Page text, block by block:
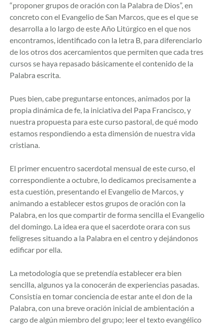
“proponer grupos de oración con la Palabra de Dios”, en
concreto con el Evangelio de San Marcos, que es el que se
desarrolla a lo largo de este Año Litúrgico en el que nos
encontramos, identificado con la letra B, para diferenciarlo
de los otros dos acercamientos que permiten que cada tres
cursos se haya repasado básicamente el contenido de la
Palabra escrita.
Pues bien, cabe preguntarse entonces, animados por la
propia dinámica de fe, la iniciativa del Papa Francisco, y
nuestra propuesta para este curso pastoral, de qué modo
estamos respondiendo a esta dimensión de nuestra vida
cristiana.
El primer encuentro sacerdotal mensual de este curso, el
correspondiente a octubre, lo dedicamos precisamente a
esta cuestión, presentando el Evangelio de Marcos, y
animando a establecer estos grupos de oración con la
Palabra, en los que compartir de forma sencilla el Evangelio
del domingo. La idea era que el sacerdote orara con sus
feligreses situando a la Palabra en el centro y dejándonos
edificar por ella.
La metodología que se pretendía establecer era bien
sencilla, algunos ya la conocerán de experiencias pasadas.
Consistía en tomar conciencia de estar ante el don de la
Palabra, con una breve oración inicial de ambientación a
cargo de algún miembro del grupo; leer el texto evangélico